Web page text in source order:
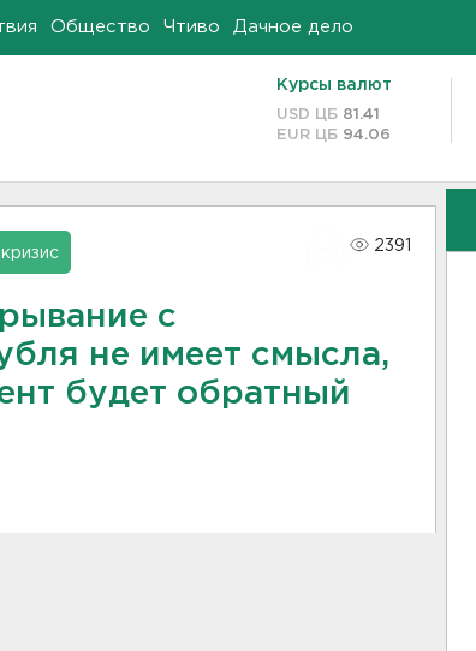
Общество Чтиво Дачное дело
Курсы валют
USD ЦБ 81.41
EUR ЦБ 94.06
2391
с
не имеет смысла,
будет обратный